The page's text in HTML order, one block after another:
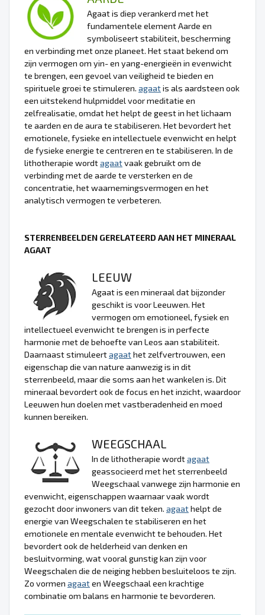
Agaat is diep verankerd met het
fundamentele element Aarde en
symboliseert stabiliteit, bescherming
en verbinding met onze planeet. Het staat bekend om
zijn vermogen om yin- en yang-energieën in evenwicht
te brengen, een gevoel van veiligheid te bieden en
spirituele groei te stimuleren. agaatis als aardsteen ook
een uitstekend hulpmiddel voor meditatie en
zelfrealisatie, omdat het helpt de geest in het lichaam
te aarden en de aura te stabiliseren. Het bevordert het
emotionele, fysieke en intellectuele evenwicht en helpt
de fysieke energie te centreren en te stabiliseren. In de
lithotherapie wordtagaatvaak gebruikt om de
verbinding met de aarde te versterken en de
concentratie, het waarnemingsvermogen en het
analytisch vermogen te verbeteren.
STERRENBEELDEN GERELATEERD AAN HET MINERAAL
AGAAT
LEEUW
Agaat is een mineraal dat bijzonder
geschikt is voor Leeuwen. Het
vermogen om emotioneel, fysiek en
intellectueel evenwicht te brengen is in perfecte
harmonie met de behoefte van Leos aan stabiliteit.
Daarnaast stimuleertagaathet zelfvertrouwen, een
eigenschap die van nature aanwezig is in dit
sterrenbeeld, maar die soms aan het wankelen is. Dit
mineraal bevordert ook de focus en het inzicht, waardoor
Leeuwen hun doelen met vastberadenheid en moed
kunnen bereiken.
WEEGSCHAAL
In de lithotherapie wordtagaat
geassocieerd met het sterrenbeeld
Weegschaal vanwege zijn harmonie en
evenwicht, eigenschappen waarnaar vaak wordt
gezocht door inwoners van dit teken. agaathelpt de
energie van Weegschalen te stabiliseren en het
emotionele en mentale evenwicht te behouden. Het
bevordert ook de helderheid van denken en
besluitvorming, wat vooral gunstig kan zijn voor
Weegschalen die de neiging hebben besluiteloos te zijn.
Zo vormen agaaten Weegschaal een krachtige
combinatie om balans en harmonie te bevorderen.